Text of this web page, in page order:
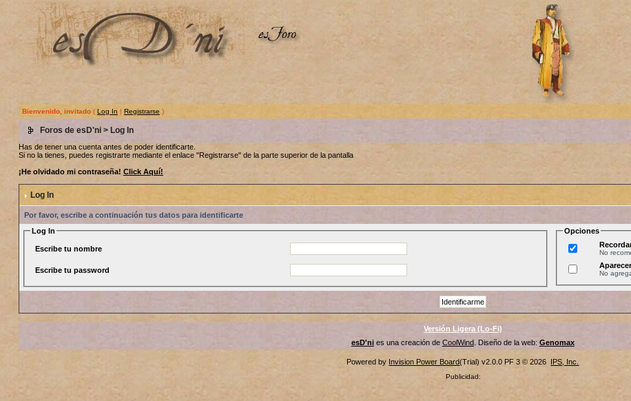
Bienvenido, invitado( Log In | Registrarse )
Foros de esD'ni> Log In
Has de tener una cuenta antes de poder identificarte.
Si no la tienes, puedes registrarte mediante el enlace "Registrarse" de la parte superior de la pantalla
¡He olvidado mi contraseña! Click Aquí!
Log In
Por favor, escribe a continuación tus datos para identificarte
Log In
Escribe tu nombre
Escribe tu password
Opciones
No
No
Versión Ligera (Lo-Fi)
esD'nies una creación de CoolWind. Diseño de la web: Genomax
Powered by Invision Power Board(Trial) v2.0.0 PF 3 © 2026 IPS, Inc.
Publicidad: